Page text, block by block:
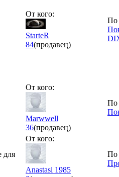
От кого:
StarteR
84(продавец)
По
От кого:
Marwwell
36(продавец)
По
для
От кого:
Anastasi 1985
По